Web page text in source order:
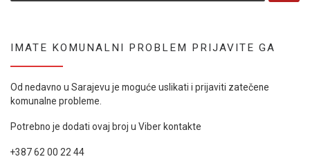
IMATE KOMUNALNI PROBLEM PRIJAVITE GA
Od nedavno u Sarajevu je moguće uslikati i prijaviti zatečene
komunalne probleme.
Potrebno je dodati ovaj broj u Viber kontakte
+387 62 00 22 44